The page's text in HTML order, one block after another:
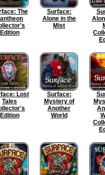
The
Edition
Surface:
Alone in the
Mist
Lost
Tales
Edition
Surface:
Mystery of
Another
World